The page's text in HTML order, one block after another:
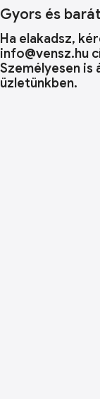
Gyors és
Ha elakadsz,
info@vensz.hu
Személyesen is
üzletünkben.